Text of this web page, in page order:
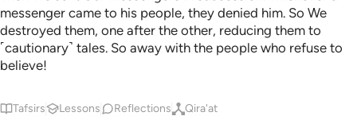
messenger came to his people, they denied him. So We
destroyed them, one after the other, reducing them to
˹cautionary˺ tales. So away with the people who refuse to
believe!
Tafsirs Lessons Reflections Qira'at